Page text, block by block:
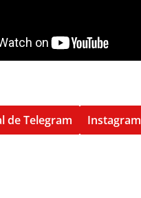
de Telegram Instagram